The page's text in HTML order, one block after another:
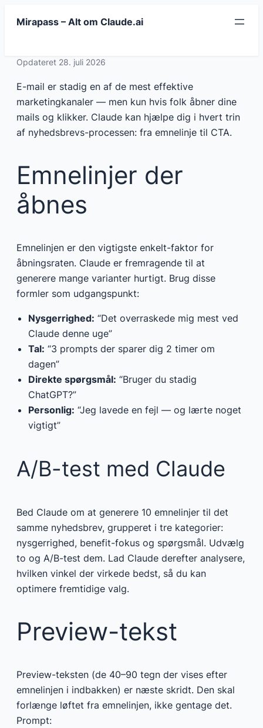
Mirapass – Alt om Claude.ai
Opdateret 28. juli 2026
E-mail er stadig en af de mest effektive
marketingkanaler — men kun hvis folk åbner dine
mails og klikker. Claude kan hjælpe dig i hvert trin
af nyhedsbrevs-processen: fra emnelinje til CTA.
Emnelinjer der
åbnes
Emnelinjen er den vigtigste enkelt-faktor for
åbningsraten. Claude er fremragende til at
generere mange varianter hurtigt. Brug disse
formler som udgangspunkt:
Nysgerrighed: “Det overraskede mig mest ved
Claude denne uge”
Tal: “3 prompts der sparer dig 2 timer om
dagen”
Direkte spørgsmål: “Bruger du stadig
ChatGPT?”
Personlig: “Jeg lavede en fejl — og lærte noget
vigtigt”
A/B-test med Claude
Bed Claude om at generere 10 emnelinjer til det
samme nyhedsbrev, grupperet i tre kategorier:
nysgerrighed, benefit-fokus og spørgsmål. Udvælg
to og A/B-test dem. Lad Claude derefter analysere,
hvilken vinkel der virkede bedst, så du kan
optimere fremtidige valg.
Preview-tekst
Preview-teksten (de 40–90 tegn der vises efter
emnelinjen i indbakken) er næste skridt. Den skal
forlænge løftet fra emnelinjen, ikke gentage det.
Prompt: